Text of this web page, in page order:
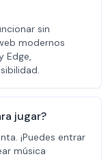
sin
modernos
Edge,
jugar?
¡Puedes entrar
música